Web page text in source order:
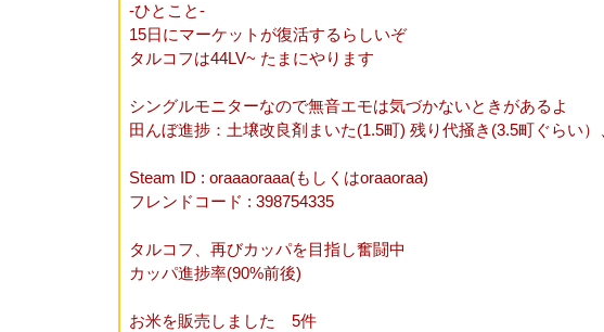
-ひとこと-
15日にマーケットが復活するらしいぞ
タルコフは44LV~ たまにやります
シングルモニターなので無音エモは気づかないときがあるよ
田んぼ進捗：土壌改良剤まいた(1.5町) 残り代掻き(3.5町ぐらい）
Steam ID : oraaaoraaa(もしくはoraaoraa)
フレンドコード : 398754335
タルコフ、再びカッパを目指し奮闘中
カッパ進捗率(90%前後)
お米を販売しました 5件